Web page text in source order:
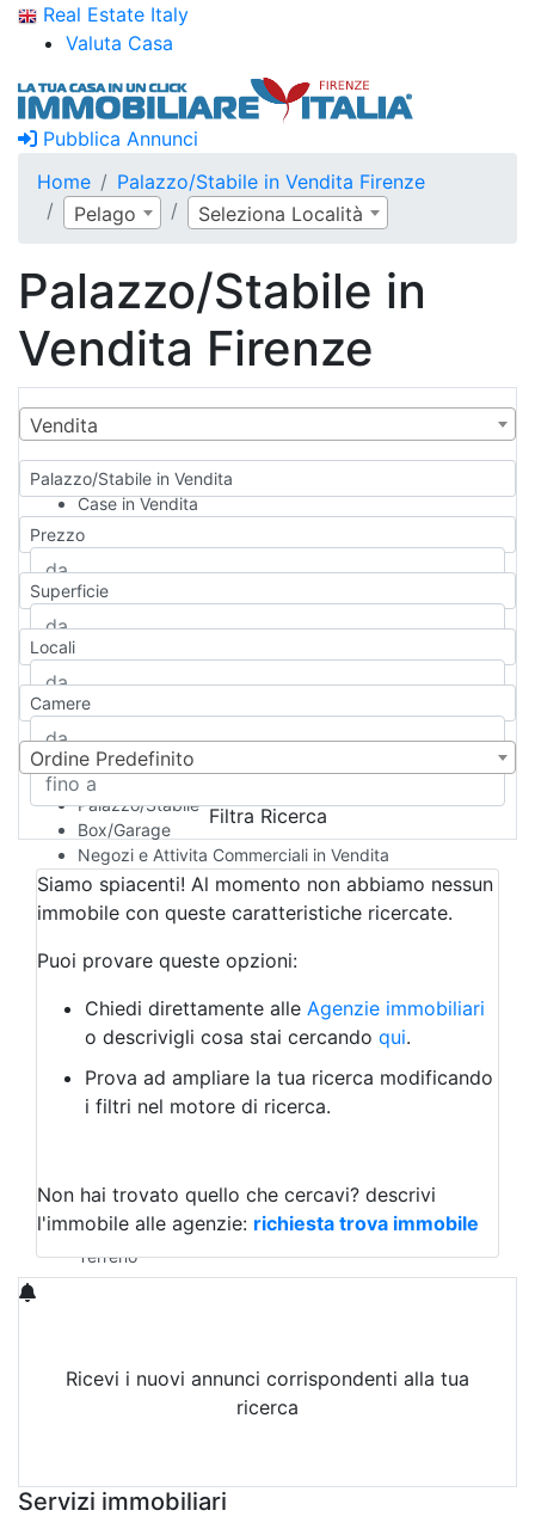
Real Estate Italy
Valuta Casa
Pubblica Annunci
Home
Palazzo/Stabile in Vendita Firenze
Pelago
Seleziona Località
Palazzo/Stabile in
Vendita Firenze
Vendita
Palazzo/Stabile in Vendita
Case in Vendita
Qualsiasi
Appartamento
Casa indipendente
Casa Semi-indipendente
Attico/Mansarda
Rustico/Casale
Camera d'Albergo
Multiproprietà
Palazzo/Stabile
Box/Garage
Negozi e Attivita Commerciali in Vendita
Qualsiasi
Attività/Licenza Commerciale
Azienda Agricola
Bar/Ristorante
Albergo
Laboratorio Artigianale
Negozio/locale commerciale
Agriturismo
Magazzini
Qualsiasi
Terreno edificabile
Terreno
Prezzo
Superficie
Locali
Camere
Ordine Predefinito
Filtra Ricerca
Siamo spiacenti! Al momento non abbiamo nessun
immobile con queste caratteristiche ricercate.
Puoi provare queste opzioni:
Chiedi direttamente alle Agenzie immobiliari
o descrivigli cosa stai cercando qui.
Prova ad ampliare la tua ricerca modificando
i filtri nel motore di ricerca.
Non hai trovato quello che cercavi? descrivi
l'immobile alle agenzie: richiesta trova immobile
Ricevi i nuovi annunci corrispondenti alla tua
ricerca
Servizi immobiliari